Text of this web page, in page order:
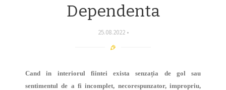
Dependenta
25.08.2022
Cand in interiorul fiintei exista senzația de gol sau
sentimentul de a fi incomplet, necorespunzator, impropriu,